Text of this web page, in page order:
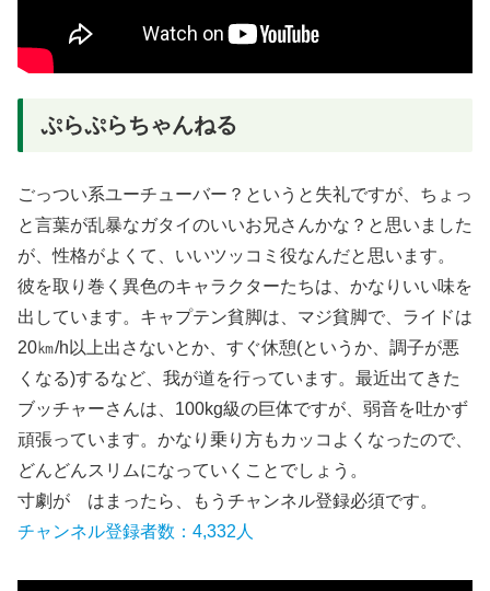
ぷらぷらちゃんねる
ごっつい系ユーチューバー？というと失礼ですが、ちょっ
と言葉が乱暴なガタイのいいお兄さんかな？と思いました
が、性格がよくて、いいツッコミ役なんだと思います。
彼を取り巻く異色のキャラクターたちは、かなりいい味を
出しています。キャプテン貧脚は、マジ貧脚で、ライドは
20㎞/h以上出さないとか、すぐ休憩(というか、調子が悪
くなる)するなど、我が道を行っています。最近出てきた
ブッチャーさんは、100kg級の巨体ですが、弱音を吐かず
頑張っています。かなり乗り方もカッコよくなったので、
どんどんスリムになっていくことでしょう。
寸劇が はまったら、もうチャンネル登録必須です。
チャンネル登録者数：4,332人